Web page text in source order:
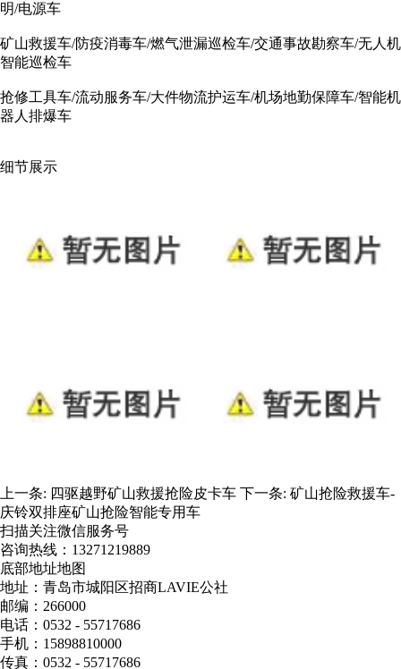
明/电源车
矿山救援车/防疫消毒车/燃气泄漏巡检车/交通事故勘察车/无人机
智能巡检车
抢修工具车/流动服务车/大件物流护运车/机场地勤保障车/智能机
器人排爆车
细节展示
上一条: 四驱越野矿山救援抢险皮卡车 下一条: 矿山抢险救援车-
庆铃双排座矿山抢险智能专用车
扫描关注微信服务号
咨询热线： 13271219889
底部地址地图
地址：青岛市城阳区招商LAVIE公社
邮编：266000
电话：0532 - 55717686
手机：15898810000
传真：0532 - 55717686